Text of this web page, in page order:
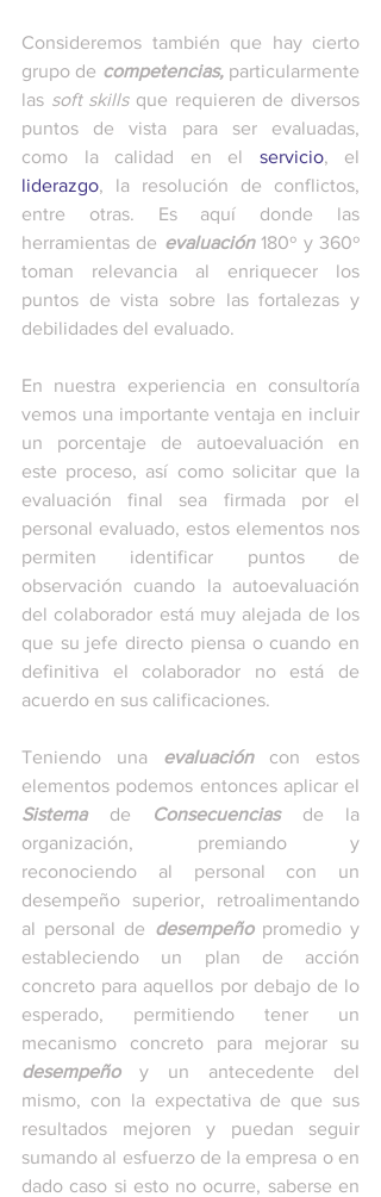
Consideremos también que hay cierto
grupo de competencias, particularmente
las soft skills que requieren de diversos
puntos de vista para ser evaluadas,
como la calidad en el servicio
liderazgo, la resolución de conflictos,
entre otras. Es aquí donde las
herramientas de evaluación 180º y 360º
toman relevancia al enriquecer los
puntos de vista sobre las fortalezas y
debilidades del evaluado.
En nuestra experiencia en consultoría
vemos una importante ventaja en incluir
un porcentaje de autoevaluación en
este proceso, así como solicitar que la
evaluación final sea firmada por el
personal evaluado, estos elementos nos
permiten identificar puntos de
observación cuando la autoevaluación
del colaborador está muy alejada de los
que su jefe directo piensa o cuando en
definitiva el colaborador no está de
acuerdo en sus calificaciones.
Teniendo una evaluación con estos
Sistema de Consecuencias de la
organización, premiando y
reconociendo al personal con un
desempeño superior, retroalimentando
al personal de desempeño promedio y
estableciendo un plan de acción
concreto para aquellos por debajo de lo
esperado, permitiendo tener un
desempeño y un antecedente del
mismo, con la expectativa de que sus
resultados mejoren y puedan seguir
sumando al esfuerzo de la empresa o en
dado caso si esto no ocurre, saberse en